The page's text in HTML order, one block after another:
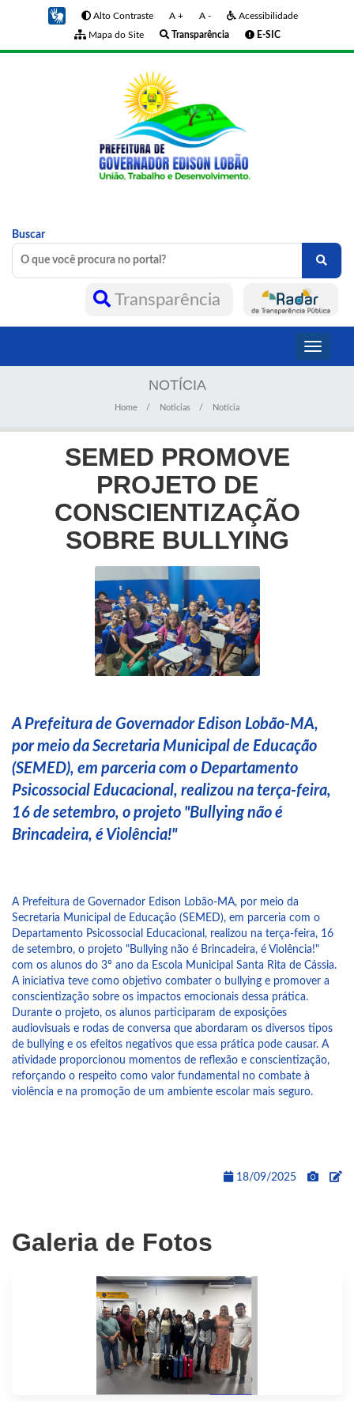
Alto Contraste A + A -
Acessibilidade
Mapa do Site
Transparência E-SIC
Buscar
Transparência
Toggle
NOTÍCIA
Home Noticias Notícia
SEMED PROMOVE
PROJETO DE
CONSCIENTIZAÇÃO
SOBRE BULLYING
A Prefeitura de Governador Edison Lobão-MA,
por meio da Secretaria Municipal de Educação
(SEMED), em parceria com o Departamento
Psicossocial Educacional, realizou na terça-feira,
16 de setembro, o projeto "Bullying não é
Brincadeira, é Violência!"
A Prefeitura de Governador Edison Lobão-MA, por meio da
Secretaria Municipal de Educação (SEMED), em parceria com o
Departamento Psicossocial Educacional, realizou na terça-feira, 16
de setembro, o projeto "Bullying não é Brincadeira, é Violência!"
com os alunos do 3º ano da Escola Municipal Santa Rita de Cássia.
A iniciativa teve como objetivo combater o bullying e promover a
conscientização sobre os impactos emocionais dessa prática.
Durante o projeto, os alunos participaram de exposições
audiovisuais e rodas de conversa que abordaram os diversos tipos
de bullying e os efeitos negativos que essa prática pode causar. A
atividade proporcionou momentos de reflexão e conscientização,
reforçando o respeito como valor fundamental no combate à
violência e na promoção de um ambiente escolar mais seguro.
18/09/2025
Galeria de Fotos